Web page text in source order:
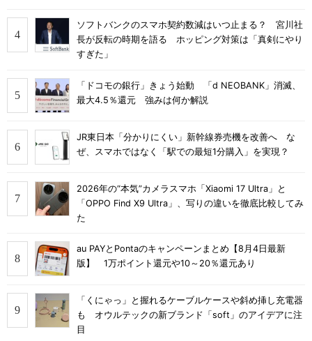
ソフトバンクのスマホ契約数減はいつ止まる？ 宮川社
長が反転の時期を語る ホッピング対策は「真剣にやり
すぎた」
「ドコモの銀行」きょう始動 「d NEOBANK」消滅、
最大4.5％還元 強みは何か解説
JR東日本「分かりにくい」新幹線券売機を改善へ な
ぜ、スマホではなく「駅での最短1分購入」を実現？
2026年の“本気”カメラスマホ「Xiaomi 17 Ultra」と
「OPPO Find X9 Ultra」、写りの違いを徹底比較してみ
た
au PAYとPontaのキャンペーンまとめ【8月4日最新
版】 1万ポイント還元や10～20％還元あり
「くにゃっ」と握れるケーブルケースや斜め挿し充電器
も オウルテックの新ブランド「soft」のアイデアに注
目